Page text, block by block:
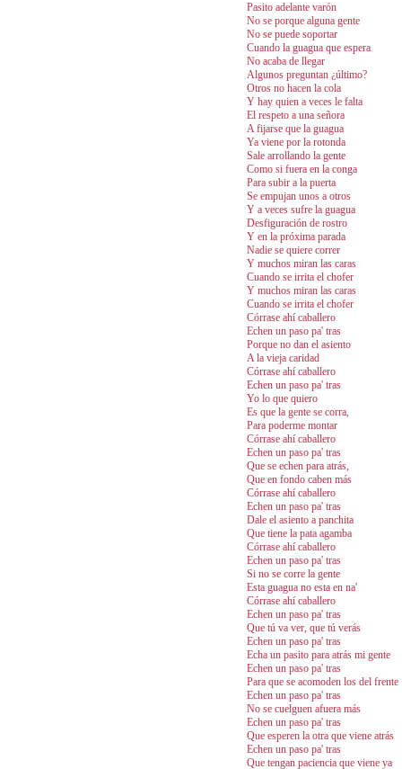
Pasito adelante varón
No se porque alguna gente
No se puede soportar
Cuando la guagua que espera
No acaba de llegar
Algunos preguntan ¿último?
Otros no hacen la cola
Y hay quien a veces le falta
El respeto a una señora
A fijarse que la guagua
Ya viene por la rotonda
Sale arrollando la gente
Como si fuera en la conga
Para subir a la puerta
Se empujan unos a otros
Y a veces sufre la guagua
Desfiguración de rostro
Y en la próxima parada
Nadie se quiere correr
Y muchos miran las caras
Cuando se irrita el chofer
Y muchos miran las caras
Cuando se irrita el chofer
Córrase ahí caballero
Echen un paso pa' tras
Porque no dan el asiento
A la vieja caridad
Córrase ahí caballero
Echen un paso pa' tras
Yo lo que quiero
Es que la gente se corra,
Para poderme montar
Córrase ahí caballero
Echen un paso pa' tras
Que se echen para atrás,
Que en fondo caben más
Córrase ahí caballero
Echen un paso pa' tras
Dale el asiento a panchita
Que tiene la pata agamba
Córrase ahí caballero
Echen un paso pa' tras
Si no se corre la gente
Esta guagua no esta en na'
Córrase ahí caballero
Echen un paso pa' tras
Que tú va ver, que tú verás
Echen un paso pa' tras
Echa un pasito para atrás mi gente
Echen un paso pa' tras
Para que se acomoden los del frente
Echen un paso pa' tras
No se cuelguen afuera más
Echen un paso pa' tras
Que esperen la otra que viene atrás
Echen un paso pa' tras
Que tengan paciencia que viene ya